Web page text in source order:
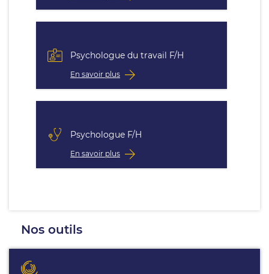
Psychologue du travail F/H
En savoir plus
Psychologue F/H
En savoir plus
Nos outils